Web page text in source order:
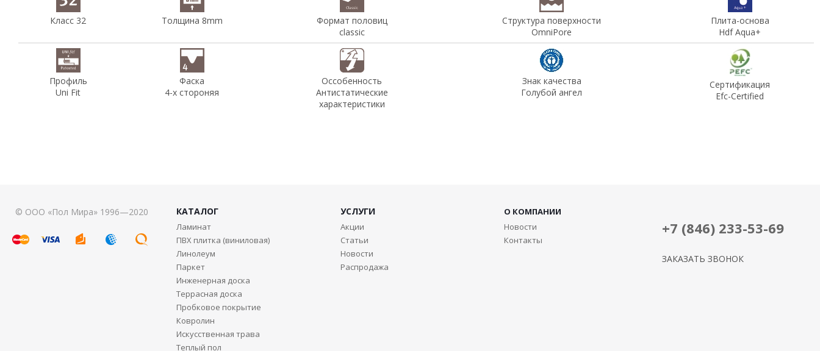
Класс 32 Толщина 8mm
Формат половиц
classic
Структура поверхности
OmniPore
Плита-основа
Hdf Aqua+
Профиль
Uni Fit
Фаска
4-х стороняя
Оссобенность
Антистатические
характеристики
Знак качества
Голубой ангел
Сертификация
Efc-Certified
© ООО «Пол Мира» 1996—2020 КАТАЛОГ
Ламинат
ПВХ плитка (виниловая)
Линолеум
Паркет
Инженерная доска
Террасная доска
Пробковое покрытие
Ковролин
Искусственная трава
Теплый пол
УСЛУГИ
Акции
Статьи
Новости
Распродажа
О КОМПАНИИ
Новости
Контакты
+7 (846) 233-53-69
ЗАКАЗАТЬ ЗВОНОК